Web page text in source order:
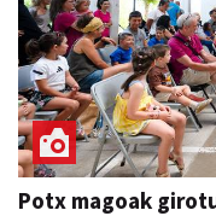
Potx magoak